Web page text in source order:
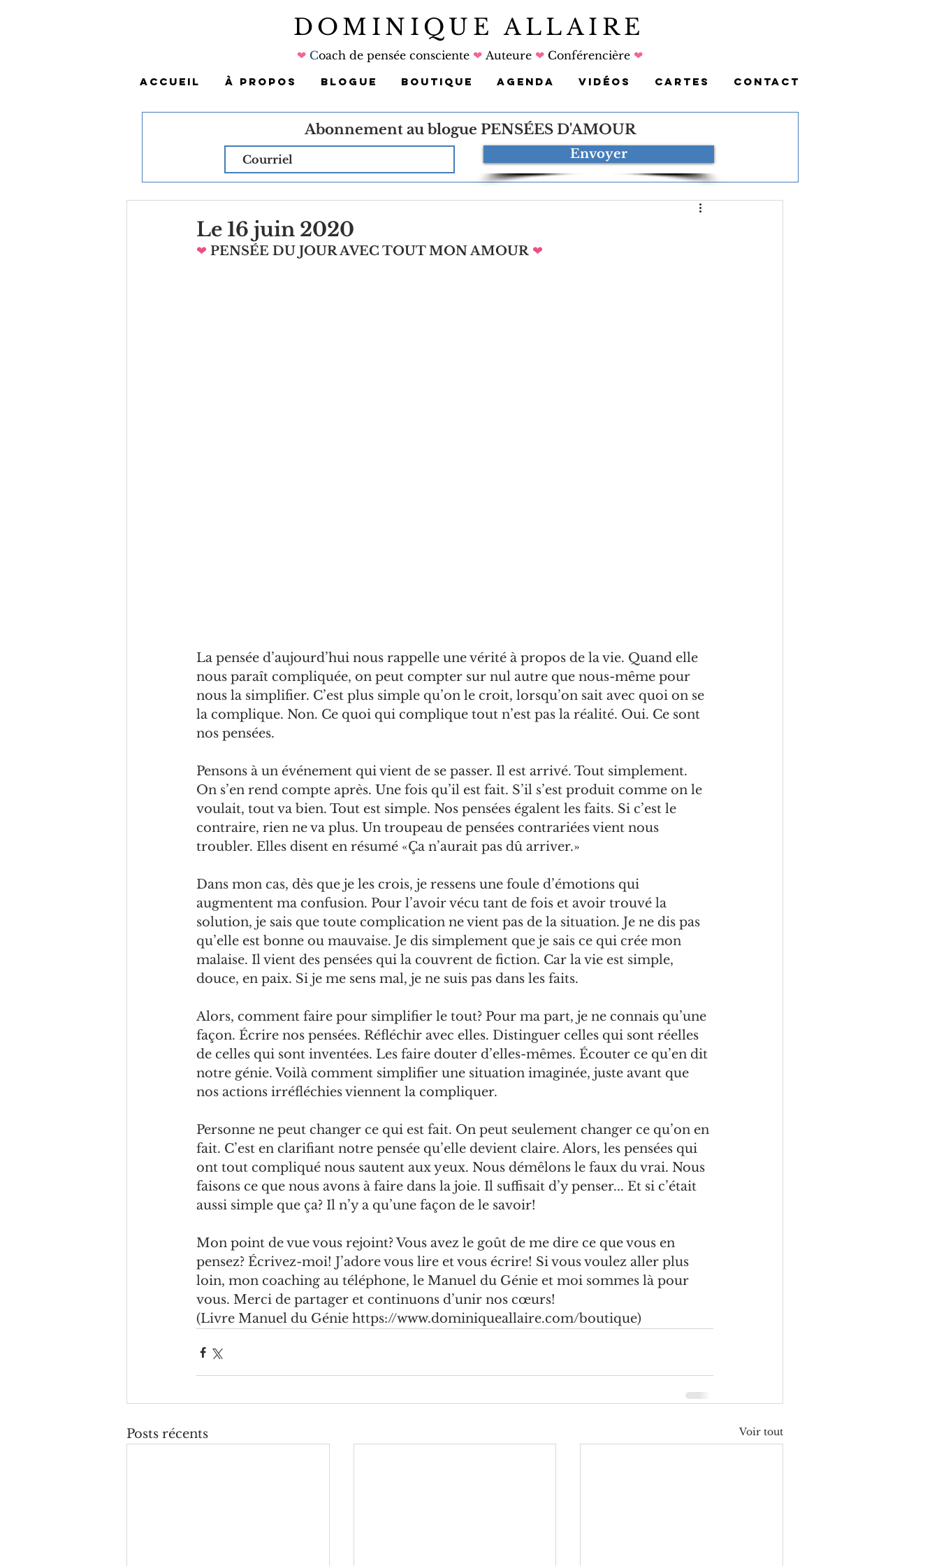
DOMINIQUE ALLAIRE
❤Coach de pensée consciente ❤Auteure ❤Conférencière ❤
ACCUEIL À PROPOS BLOGUE BOUTIQUE AGENDA VIDÉOS CARTES CONTACT
Abonnement au blogue PENSÉES D'AMOUR
Envoyer
Le 16 juin 2020
❤ PENSÉE DU JOUR AVEC TOUT MON AMOUR ❤
La pensée d’aujourd’hui nous rappelle une vérité à propos de la vie. Quand elle
nous paraît compliquée, on peut compter sur nul autre que nous-même pour
nous la simplifier. C’est plus simple qu’on le croit, lorsqu’on sait avec quoi on se
la complique. Non. Ce quoi qui complique tout n’est pas la réalité. Oui. Ce sont
nos pensées.
Pensons à un événement qui vient de se passer. Il est arrivé. Tout simplement.
On s’en rend compte après. Une fois qu’il est fait. S’il s’est produit comme on le
voulait, tout va bien. Tout est simple. Nos pensées égalent les faits. Si c’est le
contraire, rien ne va plus. Un troupeau de pensées contrariées vient nous
troubler. Elles disent en résumé «Ça n’aurait pas dû arriver.»
Dans mon cas, dès que je les crois, je ressens une foule d’émotions qui
augmentent ma confusion. Pour l’avoir vécu tant de fois et avoir trouvé la
solution, je sais que toute complication ne vient pas de la situation. Je ne dis pas
qu’elle est bonne ou mauvaise. Je dis simplement que je sais ce qui crée mon
malaise. Il vient des pensées qui la couvrent de fiction. Car la vie est simple,
douce, en paix. Si je me sens mal, je ne suis pas dans les faits.
Alors, comment faire pour simplifier le tout? Pour ma part, je ne connais qu’une
façon. Écrire nos pensées. Réfléchir avec elles. Distinguer celles qui sont réelles
de celles qui sont inventées. Les faire douter d’elles-mêmes. Écouter ce qu’en dit
notre génie. Voilà comment simplifier une situation imaginée, juste avant que
nos actions irréfléchies viennent la compliquer.
Personne ne peut changer ce qui est fait. On peut seulement changer ce qu’on en
fait. C’est en clarifiant notre pensée qu’elle devient claire. Alors, les pensées qui
ont tout compliqué nous sautent aux yeux. Nous démêlons le faux du vrai. Nous
faisons ce que nous avons à faire dans la joie. Il suffisait d’y penser... Et si c’était
aussi simple que ça? Il n’y a qu’une façon de le savoir!
Mon point de vue vous rejoint? Vous avez le goût de me dire ce que vous en
pensez? Écrivez-moi! J’adore vous lire et vous écrire! Si vous voulez aller plus
loin, mon coaching au téléphone, le Manuel du Génie et moi sommes là pour
vous. Merci de partager et continuons d’unir nos cœurs!
(Livre Manuel du Génie https://www.dominiqueallaire.com/boutique)
Posts récents Voir tout